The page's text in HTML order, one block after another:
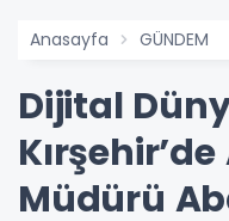
Anasayfa GÜNDEM
Dijital
Müdürü